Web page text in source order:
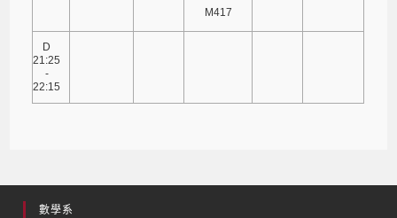
M417
D
21:25
-
22:15
數學系